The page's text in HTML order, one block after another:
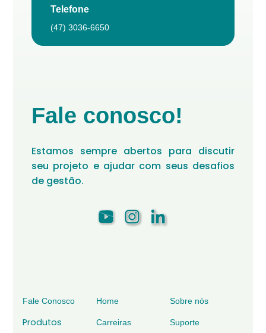
Telefone
(47) 3036-6650
Fale conosco!
Estamos sempre abertos para discutir
seu projeto e ajudar com seus desafios
de gestão.
Fale Conosco Home Sobre nós
Produtos Carreiras Suporte